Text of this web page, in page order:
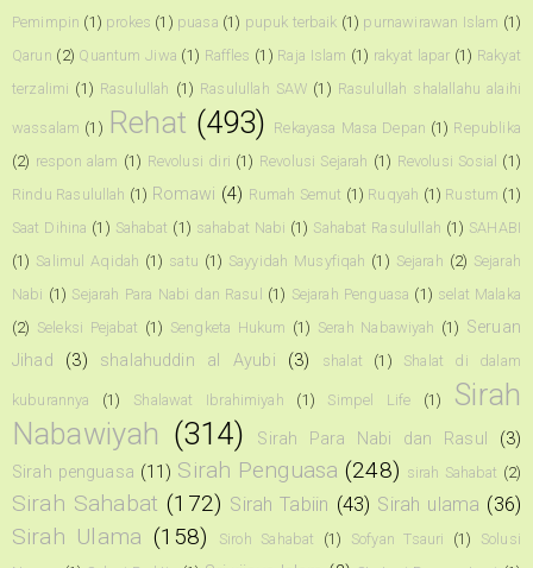
Pemimpin (1) prokes (1) puasa (1) pupuk terbaik (1) purnawirawan Islam (1)
Qarun (2) Quantum Jiwa (1) Raffles (1) Raja Islam (1) rakyat lapar (1) Rakyat
terzalimi (1) Rasulullah (1) Rasulullah SAW (1) Rasulullah shalallahu alaihi
wassalam (1) Rehat (493) Rekayasa Masa Depan (1) Republika
(2) respon alam (1) Revolusi diri (1) Revolusi Sejarah (1) Revolusi Sosial (1)
Rindu Rasulullah (1) Romawi (4) Rumah Semut (1) Ruqyah (1) Rustum (1)
Saat Dihina (1) Sahabat (1) sahabat Nabi (1) Sahabat Rasulullah (1) SAHABI
(1) Salimul Aqidah (1) satu (1) Sayyidah Musyfiqah (1) Sejarah (2) Sejarah
Nabi (1) Sejarah Para Nabi dan Rasul (1) Sejarah Penguasa (1) selat Malaka
(2) Seleksi Pejabat (1) Sengketa Hukum (1) Serah Nabawiyah (1) Seruan
Jihad
(3) shalahuddin al Ayubi (3) shalat (1) Shalat di dalam
kuburannya (1) Shalawat Ibrahimiyah (1) Simpel Life (1)
Sirah
Nabawiyah (314) Sirah Para Nabi dan Rasul
(3)
Sirah penguasa (11) Sirah Penguasa (248) sirah Sahabat (2)
Sirah Sahabat (172) Sirah Tabiin (43) Sirah ulama (36)
Sirah Ulama (158) Siroh Sahabat (1) Sofyan Tsauri (1)
Solusi